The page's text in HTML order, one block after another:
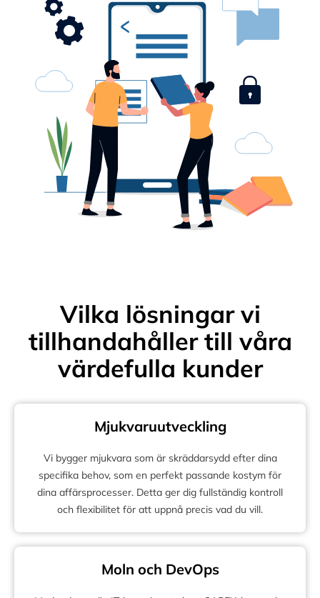
Vilka lösningar vi
tillhandahåller till våra
värdefulla kunder
Mjukvaruutveckling
Vi bygger mjukvara som är skräddarsydd efter dina
specifika behov, som en perfekt passande kostym för
dina affärsprocesser. Detta ger dig fullständig kontroll
och flexibilitet för att uppnå precis vad du vill.
Moln och DevOps